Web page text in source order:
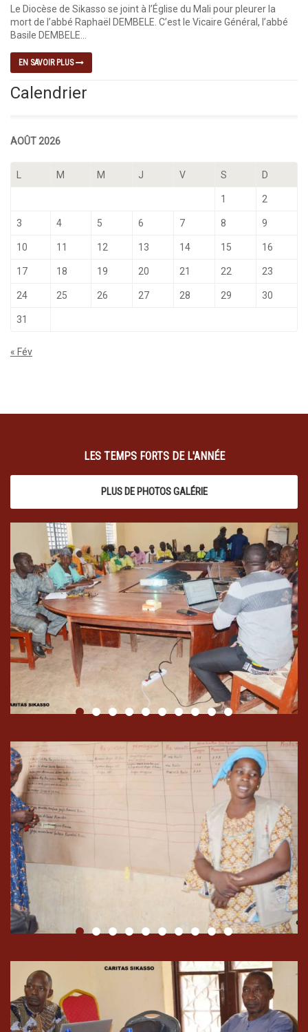
Le Diocèse de Sikasso se joint à l’Église du Mali pour pleurer la
mort de l’abbé Raphaël DEMBELE. C’est le Vicaire Général, l’abbé
Basile DEMBELE...
EN SAVOIR PLUS
Calendrier
AOÛT 2026
M M J V S D
1 2
3 4 5 6 7 8 9
10 11 12 13 14 15 16
17 18 19 20 21 22 23
24 25 26 27 28 29 30
31
« Fév
LES TEMPS FORTS DE L'ANNÉE
PLUS DE PHOTOS GALÉRIE